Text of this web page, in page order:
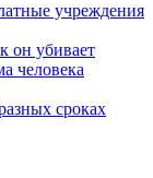
учреждения
он убивает
человека
сроках